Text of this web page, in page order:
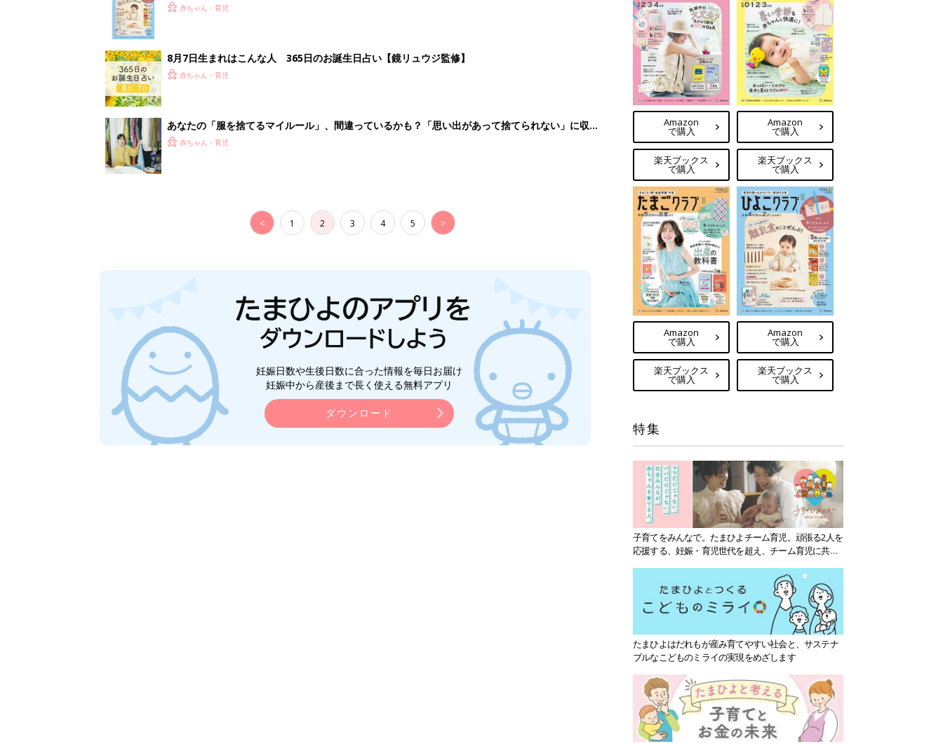
つ情報がいっぱい！
赤ちゃん・育児
8月7日生まれはこんな人 365日のお誕生日占い【鏡リュウジ監修】
赤ちゃん・育児
あなたの「服を捨てるマイルール」、間違っているかも？「思い出があって捨てられない」に収納
スタイリストが喝！
赤ちゃん・育児
< 1 2 3 4 5 >
妊娠日数や生後日数に合った情報を毎日お届け
妊娠中から産後まで長く使える無料アプリ
ダウンロード
Amazon
で購入
楽天ブックス
で購入
Amazon
で購入
楽天ブックス
で購入
Amazon
で購入
楽天ブックス
で購入
Amazon
で購入
楽天ブックス
で購入
特集
子育てをみんなで。たまひよチーム育児。頑張る2人を
応援する、妊娠・育児世代を超え、チーム育児に共感
たまひよはだれもが産み育てやすい社会と、サステナ
ブルなこどものミライの実現をめざします